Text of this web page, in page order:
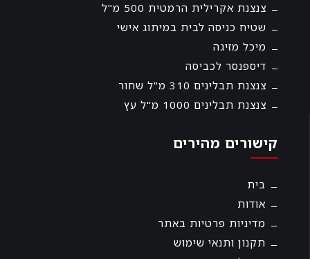
צנצנת אקרילית הרמטית 500 מ"ל
שטיח כניסה לבית במיתוג אישי
מיכל מזיגה
דיספנסר לכביסה
צנצנת תבלינים 310 מ"ל שחור
צנצנת תבלינים 1000 מ"ל עץ
קישורים מהירים
בית
אודות
מדיניות פרטיות באתר
תקנון ותנאי שימוש